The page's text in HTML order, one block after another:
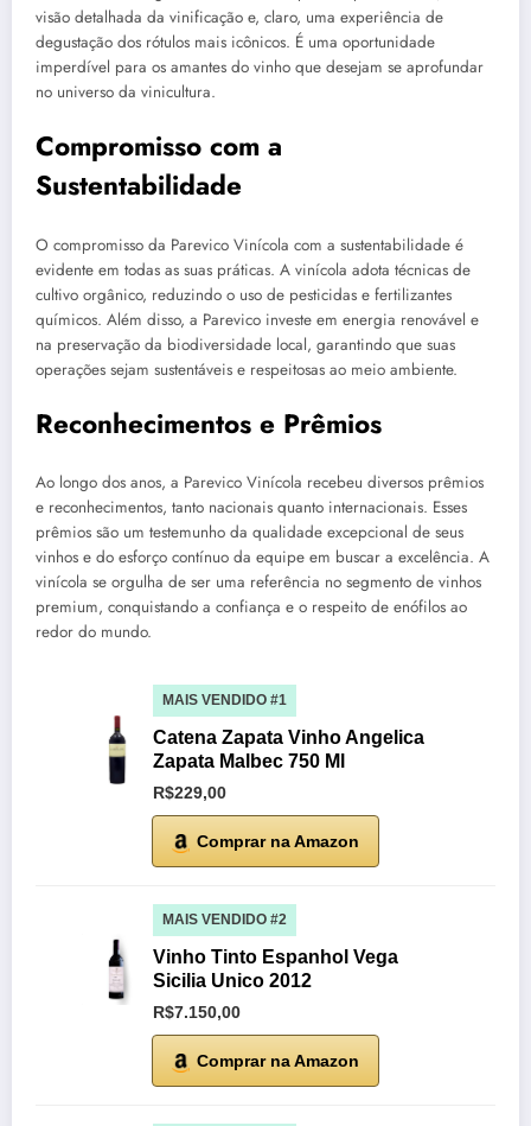
visão detalhada da vinificação e, claro, uma experiência de
degustação dos rótulos mais icônicos. É uma oportunidade
imperdível para os amantes do vinho que desejam se aprofundar
no universo da vinicultura.
Compromisso com a
Sustentabilidade
O compromisso da Parevico Vinícola com a sustentabilidade é
evidente em todas as suas práticas. A vinícola adota técnicas de
cultivo orgânico, reduzindo o uso de pesticidas e fertilizantes
químicos. Além disso, a Parevico investe em energia renovável e
na preservação da biodiversidade local, garantindo que suas
operações sejam sustentáveis e respeitosas ao meio ambiente.
Reconhecimentos e Prêmios
Ao longo dos anos, a Parevico Vinícola recebeu diversos prêmios
e reconhecimentos, tanto nacionais quanto internacionais. Esses
prêmios são um testemunho da qualidade excepcional de seus
vinhos e do esforço contínuo da equipe em buscar a excelência. A
vinícola se orgulha de ser uma referência no segmento de vinhos
premium, conquistando a confiança e o respeito de enófilos ao
redor do mundo.
MAIS VENDIDO #1
Catena Zapata Vinho Angelica
Zapata Malbec 750 Ml
R$229,00
Comprar na Amazon
MAIS VENDIDO #2
Vinho Tinto Espanhol Vega
Sicilia Unico 2012
R$7.150,00
Comprar na Amazon